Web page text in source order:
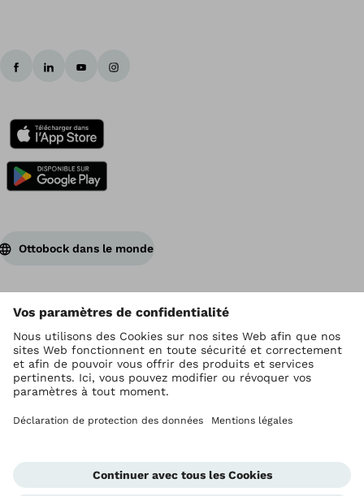
Ottobock dans le monde
Ottobock est titulaire du droit d’auteur
Paramètres de protection des données
Conditions générales de vente
Conditions d'utilisation
Mentions légales
Système d'alerte